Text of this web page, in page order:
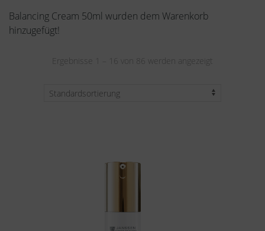
Balancing Cream 50ml wurden dem Warenkorb
hinzugefügt!
Ergebnisse 1 – 16 von 86 werden angezeigt